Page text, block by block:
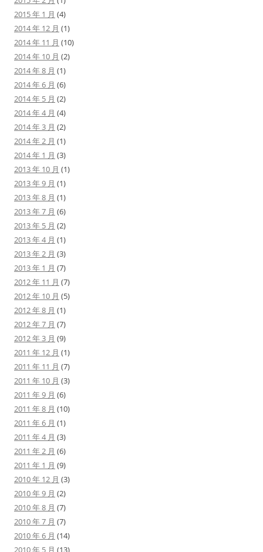
2015 年 1 月 (4)
2014 年 12 月 (1)
2014 年 11 月 (10)
2014 年 10 月 (2)
2014 年 8 月 (1)
2014 年 6 月 (6)
2014 年 5 月 (2)
2014 年 4 月 (4)
2014 年 3 月 (2)
2014 年 2 月 (1)
2014 年 1 月 (3)
2013 年 10 月 (1)
2013 年 9 月 (1)
2013 年 8 月 (1)
2013 年 7 月 (6)
2013 年 5 月 (2)
2013 年 4 月 (1)
2013 年 2 月 (3)
2013 年 1 月 (7)
2012 年 11 月 (7)
2012 年 10 月 (5)
2012 年 8 月 (1)
2012 年 7 月 (7)
2012 年 3 月 (9)
2011 年 12 月 (1)
2011 年 11 月 (7)
2011 年 10 月 (3)
2011 年 9 月 (6)
2011 年 8 月 (10)
2011 年 6 月 (1)
2011 年 4 月 (3)
2011 年 2 月 (6)
2011 年 1 月 (9)
2010 年 12 月 (3)
2010 年 9 月 (2)
2010 年 8 月 (7)
2010 年 7 月 (7)
2010 年 6 月 (14)
2010 年 5 月 (13)